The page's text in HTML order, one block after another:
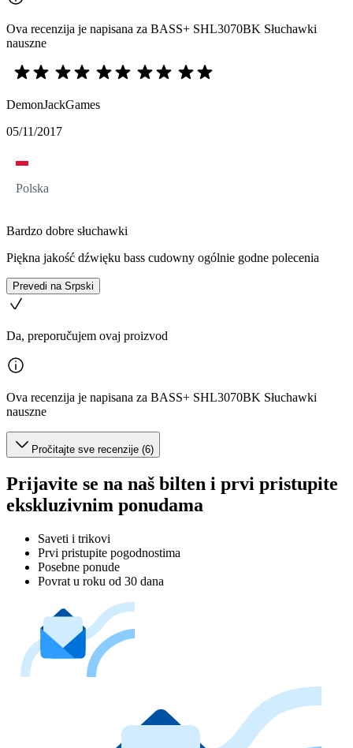
Ova recenzija je napisana za BASS+ SHL3070BK Słuchawki
nauszne
DemonJackGames
05/11/2017
Polska
Bardzo dobre słuchawki
Piękna jakość dźwięku bass cudowny ogólnie godne polecenia
Prevedi na Srpski
Da, preporučujem ovaj proizvod
Ova recenzija je napisana za BASS+ SHL3070BK Słuchawki
nauszne
Pročitajte sve recenzije (6)
Prijavite se na naš bilten i prvi pristupite
ekskluzivnim ponudama
Saveti i trikovi
Prvi pristupite pogodnostima
Posebne ponude
Povrat u roku od 30 dana